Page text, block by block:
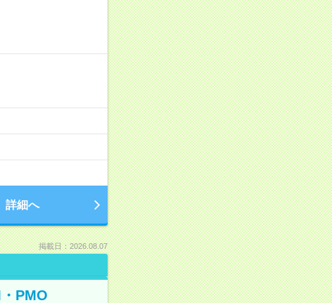
詳細へ
掲載日：2026.08.07
PMO